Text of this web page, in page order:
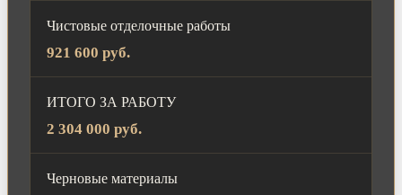
Чистовые отделочные работы
921 600 руб.
ИТОГО ЗА РАБОТУ
2 304 000 руб.
Черновые материалы